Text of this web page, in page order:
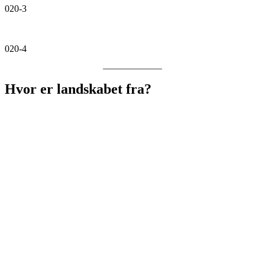
020-3
020-4
Hvor er landskabet fra?